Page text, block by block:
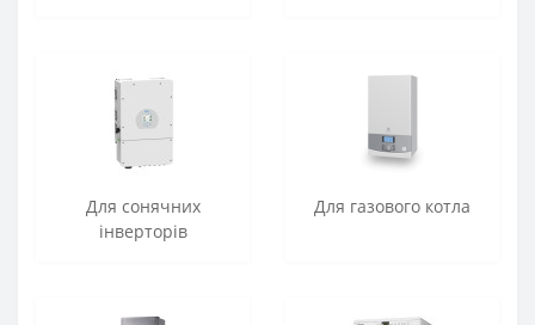
Для сонячних
інверторів
Для газового котла